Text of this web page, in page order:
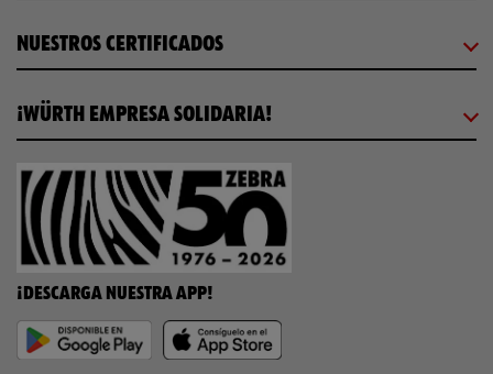
NUESTROS CERTIFICADOS
¡WÜRTH EMPRESA SOLIDARIA!
¡DESCARGA NUESTRA APP!